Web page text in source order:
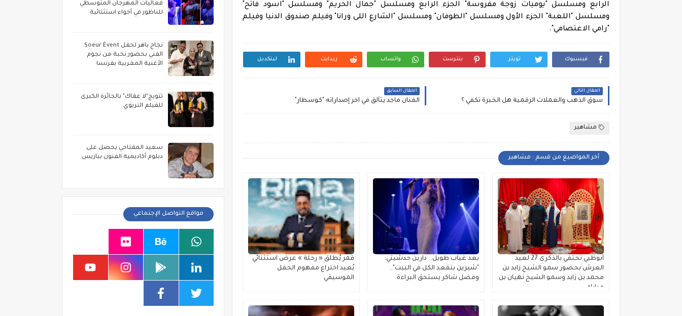
الرابع ومسلسل "يوميات زوجة مفروسة" الجزء الرابع ومسلسل "جمال الحريم" ومسلسل "اسود فاتح"
ومسلسل "اللعبة" الجزء الأول ومسلسل "الطوفان" ومسلسل "الشارع اللى ورانا" وفيلم صندوق الدنيا وفيلم
"رامي الاعتصامي".
فيسبوك تويتر بنترست واتساب ريدايت لينكدين
المقال التالي
سوق الذهب والعملات الرقمية هل الخبرة تكفي ؟
المقال السابق
الفنان ماجد يتألق في آخر إصداراته "كوسطار"
مشاهير
أخر المواضيع من قسم : مشاهير
أبوظبي تحتفي بالذكرى 27 لعيد
العرش بحضور سمو الشيخ زايد بن
محمد بن زايد وسمو الشيخ نهيان بن
مبارك
بعد غياب طويل.. دارين حدشيتي:
"شيرين بتقعد الكل في البيت"..
وفضل شاكر يستحق البراءة
قمر يُطلق « رحلة » عرضٌ استثنائي
يُعيد اختراع مفهوم الحفل
الموسيقي
فعاليات المهرجان المتوسطي
للناظور في أجواء استثنائية
نجاح باهر لحفل Soeur Évent
الفني بحضور نخبة من نجوم
الأغنية المغربية بفرنسا
تتويج"لا عفاك" بالجائزة الكبرى
للفيلم التربوي
سعيد المفتاحي يحصل على
دبلوم أكاديمية الفنون بباريس
مواقع التواصل الإجتماعي